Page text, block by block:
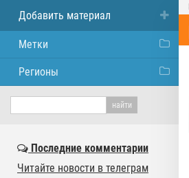
Добавить материал
Метки
Регионы
Последние комментарии
Читайте новости в телеграм